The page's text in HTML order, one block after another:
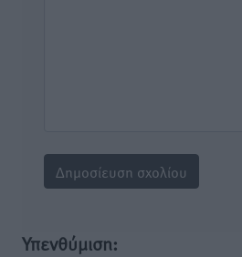
Υπενθύμιση: